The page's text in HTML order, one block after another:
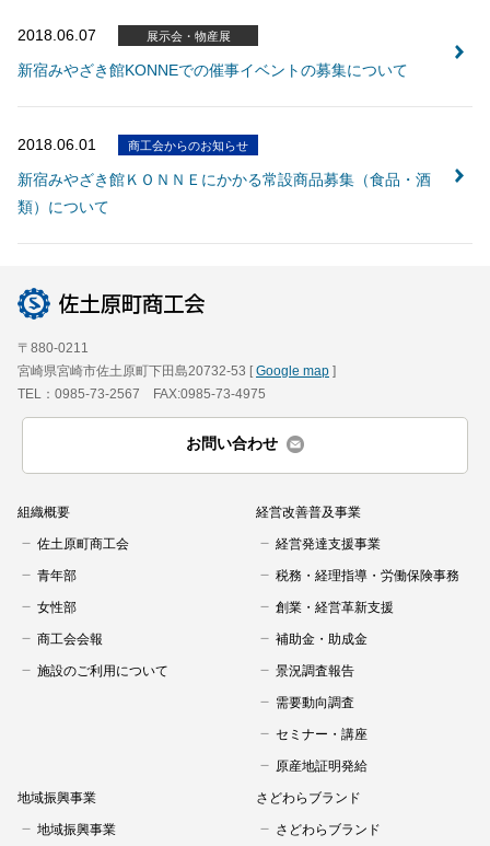
2018.06.07 展示会・物産展
新宿みやざき館KONNEでの催事イベントの募集について
2018.06.01 商工会からのお知らせ
新宿みやざき館ＫＯＮＮＥにかかる常設商品募集（食品・酒
類）について
〒880-0211
宮崎県宮崎市佐土原町下田島20732-53 [Google map ]
TEL：0985-73-2567 FAX:0985-73-4975
お問い合わせ
組織概要
佐土原町商工会
青年部
女性部
商工会会報
施設のご利用について
経営改善普及事業
経営発達支援事業
税務・経理指導・労働保険事務
創業・経営革新支援
補助金・助成金
景況調査報告
需要動向調査
セミナー・講座
原産地証明発給
地域振興事業
地域振興事業
さどわらブランド
さどわらブランド